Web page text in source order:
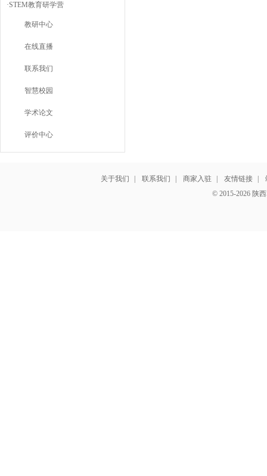
·STEM教育研学营
教研中心
在线直播
联系我们
智慧校园
学术论文
评价中心
关于我们 联系我们 商家入驻 友情链接
© 2015-2026 陕